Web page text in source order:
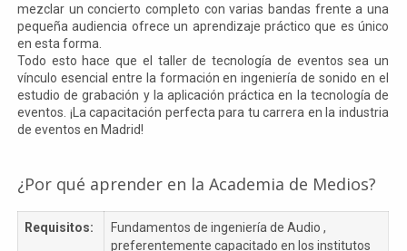
mezclar un concierto completo con varias bandas frente a una
pequeña audiencia ofrece un aprendizaje práctico que es único
en esta forma.
Todo esto hace que el taller de tecnología de eventos sea un
vínculo esencial entre la formación en ingeniería de sonido en el
estudio de grabación y la aplicación práctica en la tecnología de
eventos. ¡La capacitación perfecta para tu carrera en la industria
de eventos en Madrid!
¿Por qué aprender en la Academia de Medios?
Requisitos:
Fundamentos de ingeniería de Audio ,
preferentemente capacitado en los institutos